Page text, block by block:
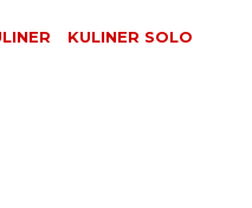
KULINER SOLO